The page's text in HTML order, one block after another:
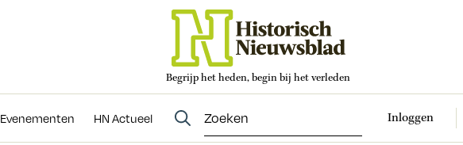
Begrijp het heden, begin bij het verleden
Evenementen HN Actueel Inloggen
Evenementen